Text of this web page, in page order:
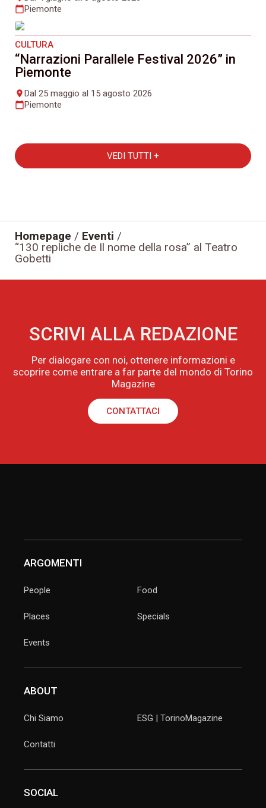
calendar_todayPiemonte
CULTURA
“Narrazioni Parallele Festival 2026” in
Piemonte
placeDal 25 maggio al 15 agosto 2026
calendar_todayPiemonte
VEDI TUTTI +
Homepage / Eventi /
“130 repliche de Il nome della rosa” al Teatro
Gobetti
SCRIVI ALLA REDAZIONE
Per dialogare con noi, ottenere informazioni e
scoprire come entrare a far parte del mondo di Torino
Magazine
CONTATTACI
ARGOMENTI
People
Places
Events
Food
Specials
ABOUT
Chi Siamo
Contatti
ESG | TorinoMagazine
SOCIAL